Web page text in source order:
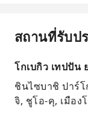
สถานที่รับป
โกเบกิว เทปปัน
ชินไซบาชิ ปาร์โ
จิ, ชูโอ-คุ, เมือง